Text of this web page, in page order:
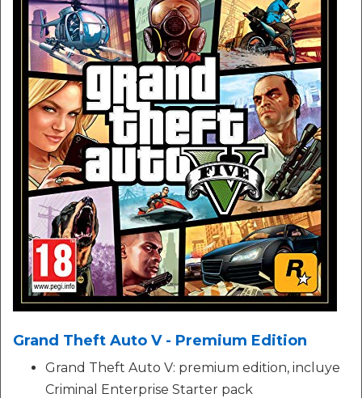
Grand Theft Auto V - Premium Edition
Grand Theft Auto V: premium edition, incluye
Criminal Enterprise Starter pack